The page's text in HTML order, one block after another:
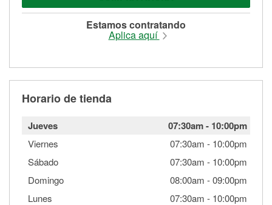
Estamos contratando
Aplica aquí
Horario de tienda
Jueves 07:30am- 10:00pm
Viernes 07:30am - 10:00pm
Sábado
07:30am - 10:00pm
Domingo
08:00am -09:00pm
Lunes
07:30am - 10:00pm